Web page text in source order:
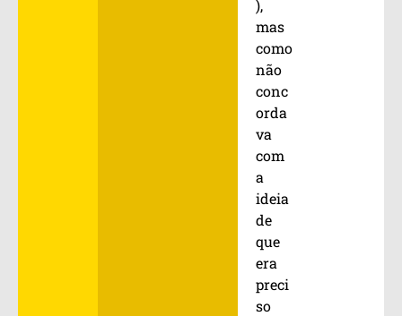
),
mas
como
não
conc
orda
va
com
a
ideia
de
que
era
preci
so